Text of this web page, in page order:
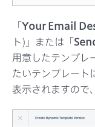
「Your Email
ト)」または「
用意したテンプレ
たいテンプレート
表示されますので